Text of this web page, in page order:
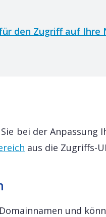
den Zugriff auf Ihre
bei der
aus die Zugriffs-
und